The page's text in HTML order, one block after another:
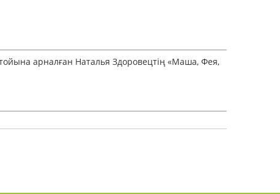
арналған Наталья Здоровецтің «Маша, Фея,